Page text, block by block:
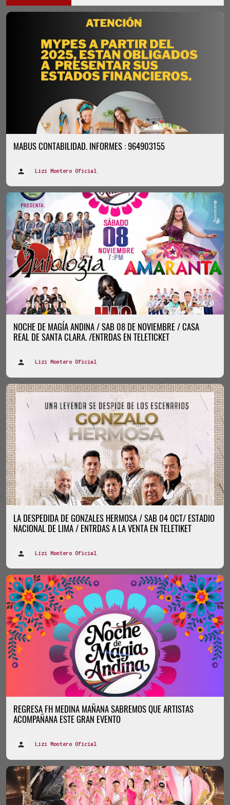
MABUS CONTABILIDAD. INFORMES : 964903155
Lizi Montero Oficial
NOCHE DE MAGÍA ANDINA / SAB 08 DE NOVIEMBRE / CASA
REAL DE SANTA CLARA. /ENTRDAS EN TELETICKET
Lizi Montero Oficial
LA DESPEDIDA DE GONZALES HERMOSA / SAB 04 OCT/ ESTADIO
NACIONAL DE LIMA / ENTRDAS A LA VENTA EN TELETIKET
Lizi Montero Oficial
REGRESA FH MEDINA MAÑANA SABREMOS QUE ARTISTAS
ACOMPAÑANA ESTE GRAN EVENTO
Lizi Montero Oficial